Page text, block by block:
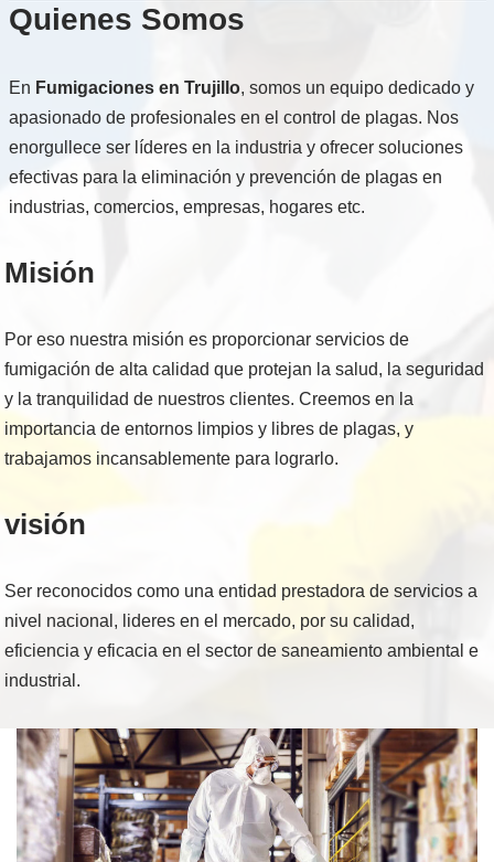
Quienes Somos
En Fumigaciones en Trujillo, somos un equipo dedicado y
apasionado de profesionales en el control de plagas. Nos
enorgullece ser líderes en la industria y ofrecer soluciones
efectivas para la eliminación y prevención de plagas en
industrias, comercios, empresas, hogares etc.
Misión
Por eso nuestra misión es proporcionar servicios de
fumigación de alta calidad que protejan la salud, la seguridad
y la tranquilidad de nuestros clientes. Creemos en la
importancia de entornos limpios y libres de plagas, y
trabajamos incansablemente para lograrlo.
visión
Ser reconocidos como una entidad prestadora de servicios a
nivel nacional, lideres en el mercado, por su calidad,
eficiencia y eficacia en el sector de saneamiento ambiental e
industrial.